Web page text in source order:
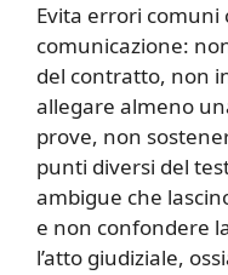
Evita errori comuni
comunicazione:
del contratto, non
allegare almeno
prove, non
punti diversi del
ambigue che
e non confondere
l’atto giudiziale,